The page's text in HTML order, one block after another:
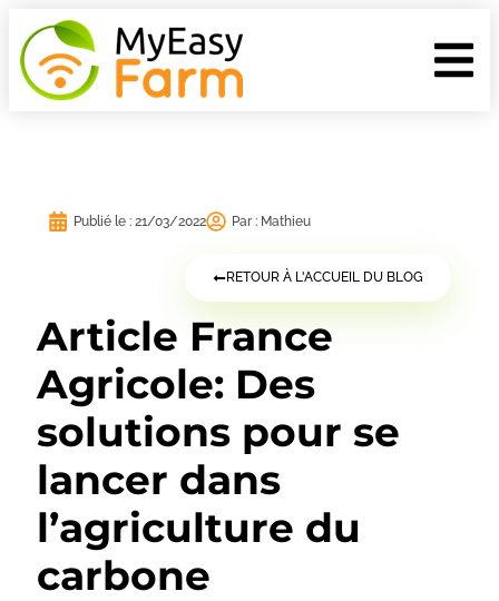
Publié le : 21/03/2022 Par : Mathieu
RETOUR À L'ACCUEIL DU BLOG
Article France
Agricole: Des
solutions pour se
lancer dans
l’agriculture du
carbone